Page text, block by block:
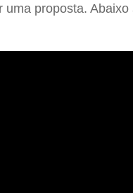
proposta.